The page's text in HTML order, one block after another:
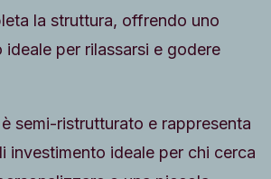
la struttura, offrendo uno
ideale per rilassarsi e godere
è semi-ristrutturato e rappresenta
investimento ideale per chi cerca